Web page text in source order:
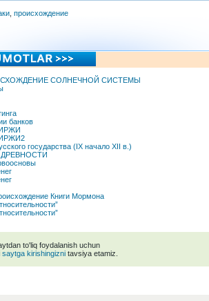
, происхождение
СОЛНЕЧНОЙ СИСТЕМЫ
банков
государства (IX начало XII в.)
Книги Мормона
to'liq foydalanish uchun
saytga kirishingiznitavsiya etamiz.